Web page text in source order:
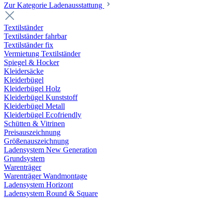
Zur Kategorie Laden­ausstattung
Textilständer
Textilständer fahrbar
Textilständer fix
Vermietung Textilständer
Spiegel & Hocker
Kleidersäcke
Kleiderbügel
Kleiderbügel Holz
Kleiderbügel Kunststoff
Kleiderbügel Metall
Kleiderbügel Ecofriendly
Schütten & Vitrinen
Preisauszeichnung
Größenauszeichnung
Ladensystem New Generation
Grundsystem
Warenträger
Warenträger Wandmontage
Ladensystem Horizont
Ladensystem Round & Square